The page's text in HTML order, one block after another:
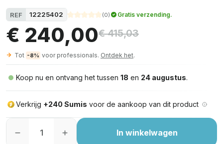
REF 12225402 (0) Gratis verzending.
€ 240,00€ 415,03
Tot -8% voor professionals. Ontdek het.
Koop nu en ontvang het tussen 18 en 24 augustus.
Verkrijg +240 Sumis voor de aankoop van dit product
In winkelwagen